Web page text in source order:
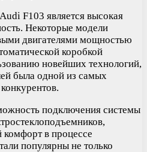
F103 является высокая
Некоторые модели
двигателями мощностью
коробкой
новейших технологий,
была одной из самых
подключения системы
в процессе
популярны не только